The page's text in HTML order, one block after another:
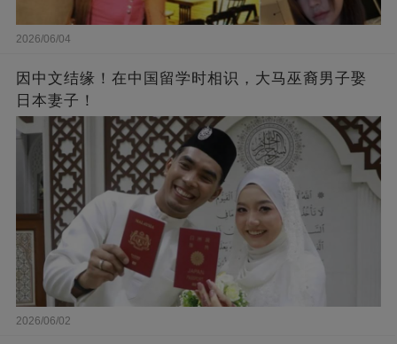
2026/06/04
因中文结缘！在中国留学时相识，大马巫裔男子娶
日本妻子！
2026/06/02